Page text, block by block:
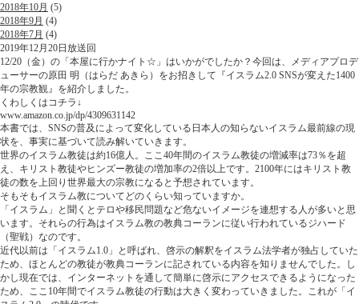
2018年10月 (5)
2018年9月 (4)
2018年7月 (4)
2019年12月20日放送回
12/20（金）の「本屋に行かナイト☆」はいかがでしたか？今回は、メディアプロデ
ューサーの原田 明（はらだ あきら）をお招きして『イスラム2.0 SNSが変えた1400
年の宗教観』を紹介しました。
くわしくはコチラ↓
www.amazon.co.jp/dp/4309631142
本書では、SNSの普及によって変化している日本人の知らないイスラム最前線の現
状を、事実に基づいて読み解いていきます。
世界のイスラム教徒は約16億人。ここ40年間のイスラム教徒の増減率は73％を超
え、キリスト教徒やヒンズー教徒の増加率の2倍以上です。2100年にはキリスト教
徒の数を上回り世界最大の宗教になると予想されています。
そもそもイスラム教についてどのくらい知っていますか。
「イスラム」と聞くとテロや移民問題など危ないイメージを連想する人が多いと思
います。それらの行為はイスラム教の教典コーランに従い行われているジハード
（聖戦）なのです。
近代以前は「イスラム1.0」と呼ばれ、啓示の解釈をイスラム法学者が独占していた
ため、ほとんどの教徒が教典コーランに記されている内容を知りませんでした。し
かし現在では、インターネットを通して簡単に啓示にアクセスできるようになった
ため、ここ10年間でイスラム教徒の行動は大きく変わっていきました。これが「イ